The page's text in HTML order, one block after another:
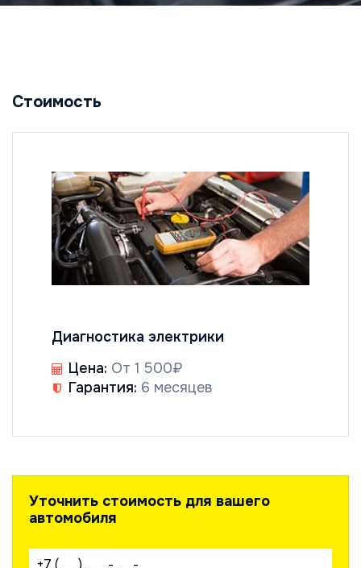
Стоимость
Диагностика электрики
Цена: От 1 500₽
Гарантия: 6 месяцев
Уточнить стоимость для вашего
автомобиля
Ваш телефон: